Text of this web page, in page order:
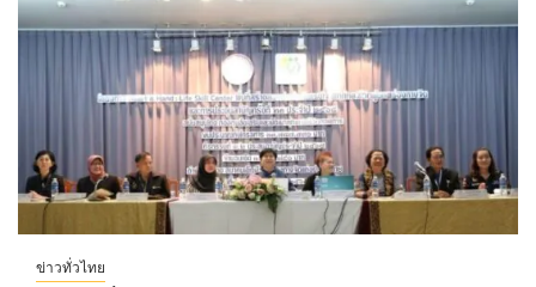
ข่าวทั่วไทย